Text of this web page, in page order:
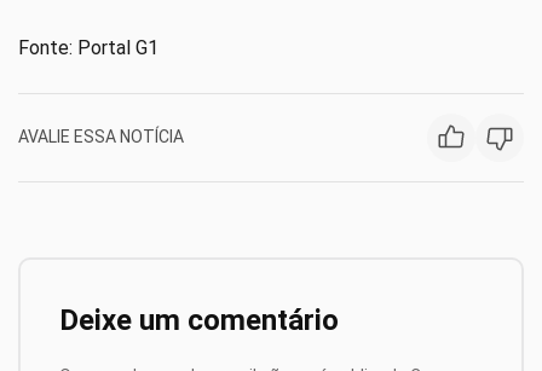
Fonte: Portal G1
AVALIE ESSA NOTÍCIA
Deixe um comentário